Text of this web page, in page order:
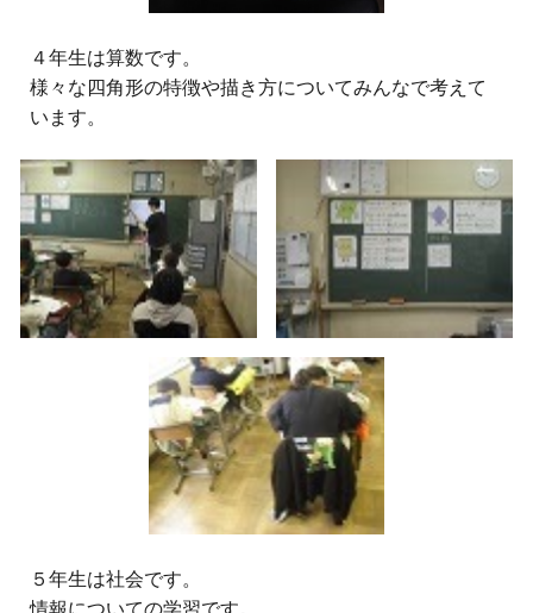
４年生は算数です。
様々な四角形の特徴や描き方についてみんなで考えて
います。
５年生は社会です。